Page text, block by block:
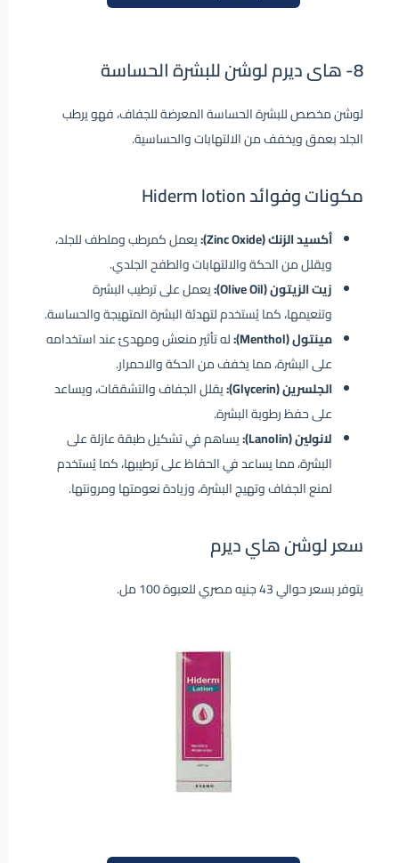
8- هاى ديرم لوشن للبشرة الحساسة
لوشن مخصص للبشرة الحساسة المعرضة للجفاف، فهو يرطب
الجلد بعمق ويخفف من الالتهابات والحساسية.
مكونات وفوائد Hiderm lotion
أكسيد الزنك (Zinc Oxide):
يعمل كمرطب وملطف للجلد،
ويقلل من الحكة والالتهابات والطفح الجلدي.
زيت الزيتون (Olive Oil):
يعمل على ترطيب البشرة
وتنعيمها، كما يُستخدم لتهدئة البشرة المتهيجة والحساسة.
مينتول (Menthol):
له تأثير منعش ومهدئ عند استخدامه
على البشرة، مما يخفف من الحكة والاحمرار.
الجلسرين (Glycerin):
يقلل الجفاف والتشققات، ويساعد
على حفظ رطوبة البشرة.
لانولين (Lanolin):
يساهم في تشكيل طبقة عازلة على
البشرة، مما يساعد في الحفاظ على ترطيبها، كما يُستخدم
لمنع الجفاف وتهيج البشرة، وزيادة نعومتها ومرونتها.
سعر لوشن هاي ديرم
يتوفر بسعر حوالي 43 جنيه مصري للعبوة 100 مل.